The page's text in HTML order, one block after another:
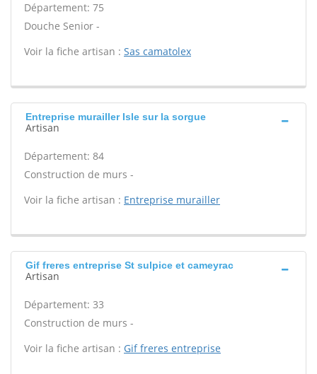
Département: 75
Douche Senior -
Voir la fiche artisan : Sas camatolex
Entreprise murailler Isle sur la sorgue
Artisan
Département: 84
Construction de murs -
Voir la fiche artisan : Entreprise murailler
Gif freres entreprise St sulpice et cameyrac
Artisan
Département: 33
Construction de murs -
Voir la fiche artisan : Gif freres entreprise